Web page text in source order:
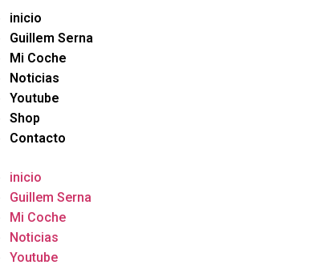
inicio
Guillem Serna
Mi Coche
Noticias
Youtube
Shop
Contacto
inicio
Guillem Serna
Mi Coche
Noticias
Youtube